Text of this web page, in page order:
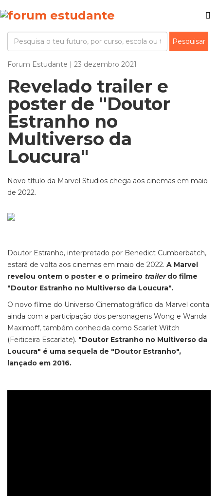
Forum Estudante | 23 dezembro 2021
Revelado trailer e
poster de "Doutor
Estranho no
Multiverso da
Loucura"
Novo título da Marvel Studios chega aos cinemas em maio
de 2022.
Doutor Estranho, interpretado por Benedict Cumberbatch,
estará de volta aos cinemas em maio de 2022. A Marvel
revelou ontem o poster e o primeiro trailerdo filme
"Doutor Estranho no Multiverso da Loucura".
O novo filme do Universo Cinematográfico da Marvel conta
ainda com a participação dos personagens Wong e Wanda
Maximoff, também conhecida como Scarlet Witch
(Feiticeira Escarlate). "Doutor Estranho no Multiverso da
Loucura" é uma sequela de "Doutor Estranho",
lançado em 2016.